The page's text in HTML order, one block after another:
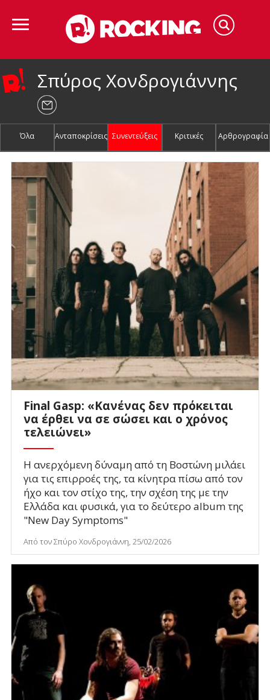
Σπύρος Χονδρογιάννης
Όλα Ανταποκρίσεις Συνεντεύξεις Κριτικές Αρθρογραφία
Final Gasp: «Κανένας δεν πρόκειται
να έρθει να σε σώσει και ο χρόνος
τελειώνει»
Η ανερχόμενη δύναμη από τη Βοστώνη μιλάει
για τις επιρροές της, τα κίνητρα πίσω από τον
ήχο και τον στίχο της, την σχέση της με την
Ελλάδα και φυσικά, για το δεύτερο album της
"New Day Symptoms"
Από τον Σπύρο Χονδρογιάννη, 25/02/2026